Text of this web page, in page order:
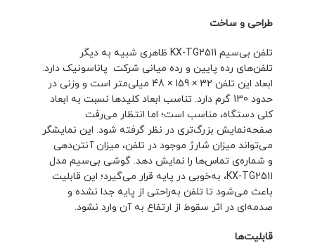
طراحی و ساخت
تلفن بی‌سیم KX-TG2511 ظاهری شبیه به دیگر
تلفن‌های رده پایین و رده میانی شرکت پاناسونیک دارد.
ابعاد این تلفن 32 × 159 × 48 میلی‌متر است و وزنی در
حدود 130 گرم دارد. تناسب ابعاد کلیدها نسبت به ابعاد
کلی دستگاه، مناسب است؛ اما انتظار می‌رفت
صفحه‌نمایش بزرگ‌تری در نظر گرفته شود. این نمایشگر
می‌تواند میزان شارژ موجود در تلفن، میزان آنتن‌دهی
و شماره‌ی تماس‌ها را نمایش دهد. گوشی بی‌سیم مدل
KX-TG2511، به‌خوبی در پایه قرار می‌گیرد؛ این قابلیت
باعث می‌شود تا تلفن به‌راحتی از پایه جدا نشده و
صدمه‌ای در اثر سقوط از ارتفاع به آن وارد نشود.
قابلیت‌ها